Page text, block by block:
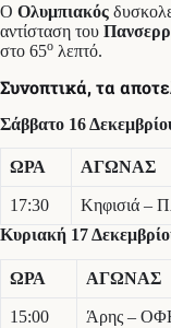
Ο Ολυμπιακός
αντίσταση του
στο 65ο λεπτό.
Συνοπτικά, τα
Σάββατο 16
ΩΡΑ ΑΓΩΝΑΣ
17:30 Κηφισιά –
Κυριακή 17
ΩΡΑ ΑΓΩΝΑΣ
15:00 Άρης –